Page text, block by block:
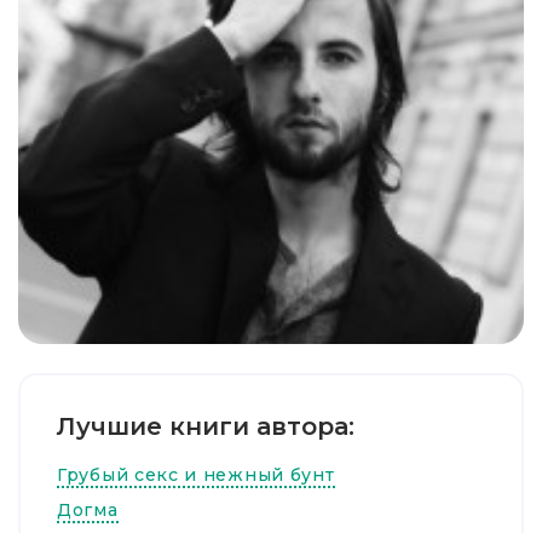
Лучшие книги автора:
Грубый секс и нежный бунт
Догма